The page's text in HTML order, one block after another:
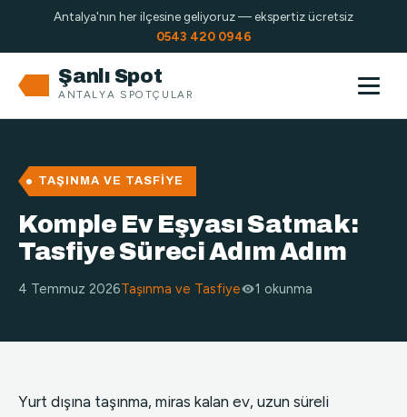
Antalya'nın her ilçesine geliyoruz — ekspertiz ücretsiz
0543 420 0946
Şanlı Spot
ANTALYA SPOTÇULAR
TAŞINMA VE TASFIYE
Komple Ev Eşyası Satmak:
Tasfiye Süreci Adım Adım
4 Temmuz 2026Taşınma ve Tasfiye 1 okunma
Yurt dışına taşınma, miras kalan ev, uzun süreli